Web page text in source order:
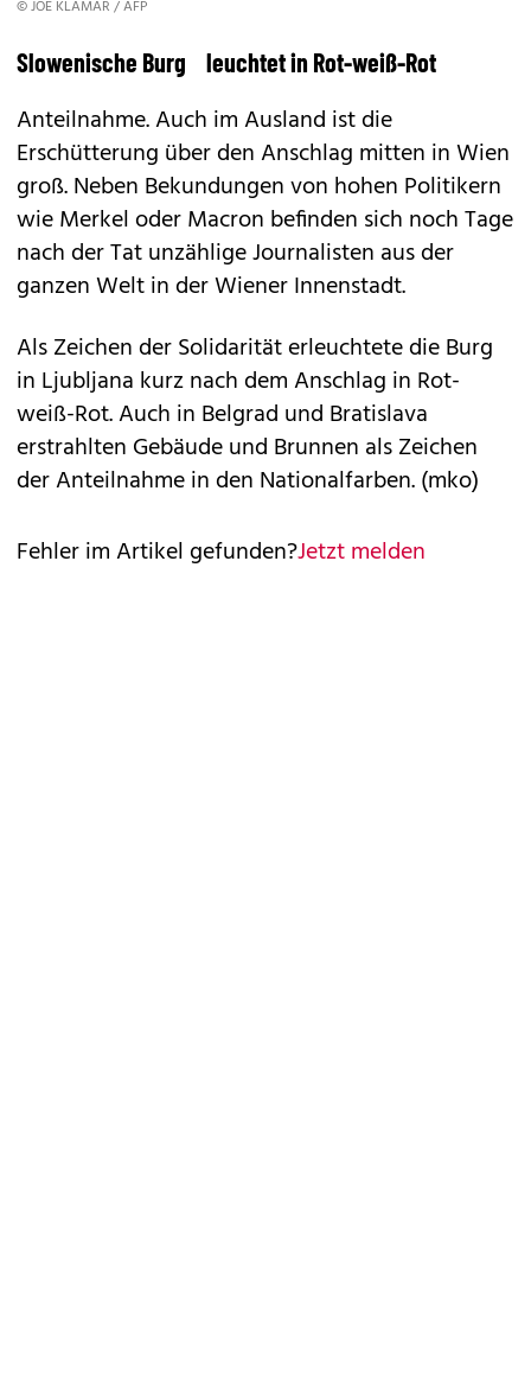
© JOE KLAMAR / AFP
Slowenische Burg leuchtet in Rot-weiß-Rot
Anteilnahme. Auch im Ausland ist die
Erschütterung über den Anschlag mitten in Wien
groß. Neben Bekundungen von ­hohen Politikern
wie Merkel oder Macron befinden sich noch Tage
nach der Tat unzählige Journalisten aus der
ganzen Welt in der Wiener Innenstadt.
Als Zeichen der Solidarität erleuchtete die Burg
in Ljubljana kurz nach dem Anschlag in Rot-
weiß-Rot. Auch in Belgrad und Bratislava
erstrahlten Gebäude und Brunnen als Zeichen
der Anteilnahme in den Nationalfarben. (mko)
Fehler im Artikel gefunden?Jetzt melden